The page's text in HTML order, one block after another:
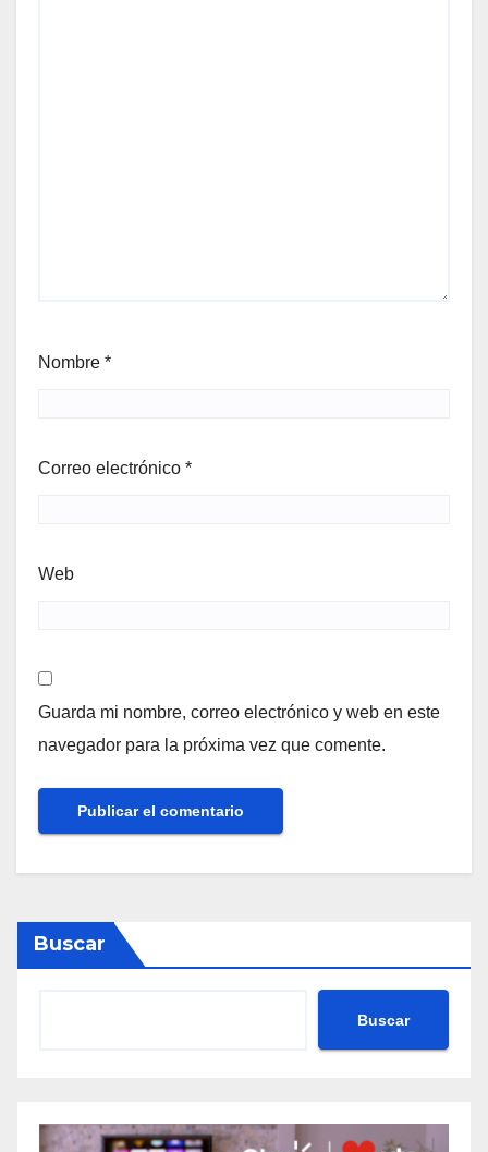
Nombre *
Correo electrónico *
Web
Guarda mi nombre, correo electrónico y web en este
navegador para la próxima vez que comente.
Buscar
Buscar